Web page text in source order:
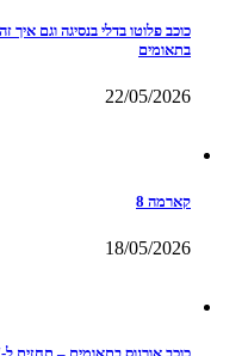
כוכב פלוטו בדלי בנסיגה וגם
בתאומים
22/05/2026
קארמה 8
18/05/2026